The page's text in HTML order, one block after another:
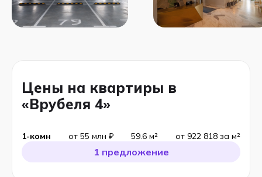
Цены на квартиры в
«Врубеля 4»
1-комн 59.6 м²
от 55 млн ₽ от 922 818 за м²
1 предложение